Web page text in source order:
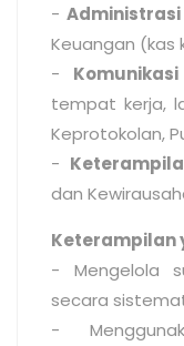
-Administrasi
Keuangan (kas
-
tempat kerja,
Keprotokolan,
-
dan
Keterampilan
- Mengelola
secara
-